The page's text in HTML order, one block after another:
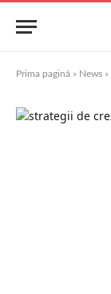
Prima pagină » News »